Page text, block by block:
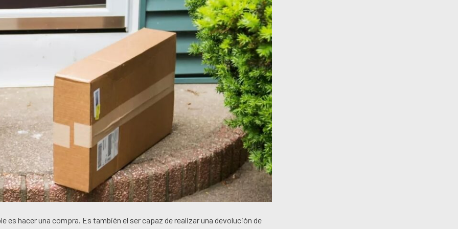
es hacer una compra. Es también el ser capaz de realizar una devolución de